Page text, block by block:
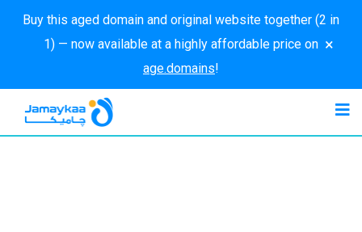
Buy this aged domain and original website together (2 in
1) — now available at a highly affordable price on
age.domains!
×